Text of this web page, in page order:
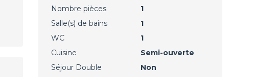
Nombre pièces
1
Salle(s) de bains
1
WC
1
Cuisine
Semi-ouverte
Séjour Double
Non